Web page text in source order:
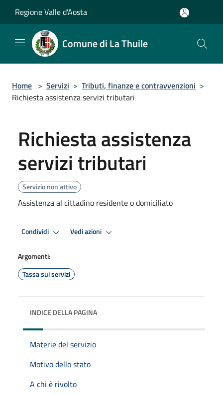
Regione Valle d'Aosta
Comune di La Thuile
Home > Servizi > Tributi, finanze e contravvenzioni >
Richiesta assistenza servizi tributari
Richiesta assistenza
servizi tributari
Servizio non attivo
Assistenza al cittadino residente o domiciliato
Condividi Vedi azioni
Argomenti:
Tassa sui servizi
INDICE DELLA PAGINA
Materie del servizio
Motivo dello stato
A chi è rivolto